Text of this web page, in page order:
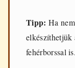
Tipp: Ha
elkészíthetjük
fehérborssal is.